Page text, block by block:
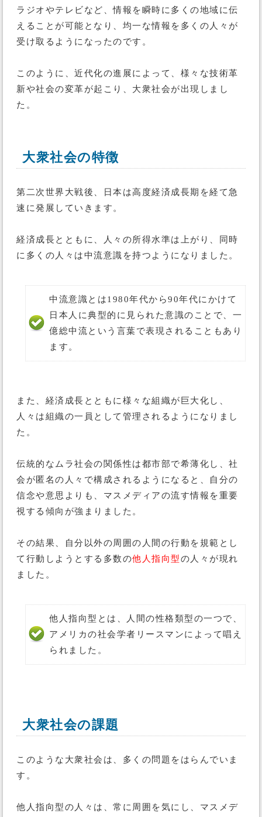
ラジオやテレビなど、情報を瞬時に多くの地域に伝
えることが可能となり、均一な情報を多くの人々が
受け取るようになったのです。
このように、近代化の進展によって、様々な技術革
新や社会の変革が起こり、大衆社会が出現しまし
た。
大衆社会の特徴
第二次世界大戦後、日本は高度経済成長期を経て急
速に発展していきます。
経済成長とともに、人々の所得水準は上がり、同時
に多くの人々は中流意識を持つようになりました。
中流意識とは1980年代から90年代にかけて
日本人に典型的に見られた意識のことで、一
億総中流という言葉で表現されることもあり
ます。
また、経済成長とともに様々な組織が巨大化し、
人々は組織の一員として管理されるようになりまし
た。
伝統的なムラ社会の関係性は都市部で希薄化し、社
会が匿名の人々で構成されるようになると、自分の
信念や意思よりも、マスメディアの流す情報を重要
視する傾向が強まりました。
その結果、自分以外の周囲の人間の行動を規範とし
て行動しようとする多数の他人指向型の人々が現れ
ました。
他人指向型とは、人間の性格類型の一つで、
アメリカの社会学者リースマンによって唱え
られました。
大衆社会の課題
このような大衆社会は、多くの問題をはらんでいま
す。
他人指向型の人々は、常に周囲を気にし、マスメデ